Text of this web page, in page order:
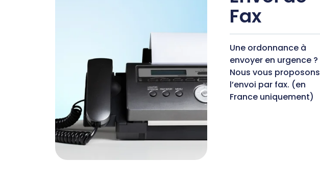
Fax
Une ordonnance à
envoyer en urgence ?
Nous vous proposons
l’envoi par fax. (en
France uniquement)